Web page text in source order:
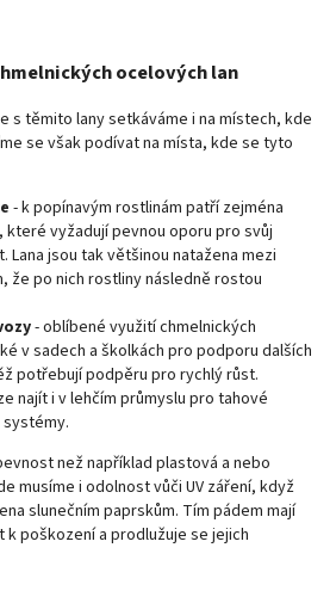
ocelových lan
s těmito lany setkáváme i na místech, kde
se však podívat na místa, kde se tyto
- k popínavým rostlinám patří zejména
které vyžadují pevnou oporu pro svůj
Lana jsou tak většinou natažena mezi
že po nich rostliny následně rostou
- oblíbené využití chmelnických
v sadech a školkách pro podporu dalších
potřebují podpěru pro rychlý růst.
najít i v lehčím průmyslu pro tahové
než například plastová a nebo
musíme i odolnost vůči UV záření, když
slunečním paprskům. Tím pádem mají
poškození a prodlužuje se jejich